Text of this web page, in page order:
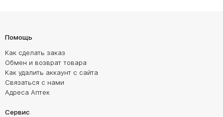
Помощь
Как сделать заказ
Обмен и возврат товара
Как удалить аккаунт с сайта
Связаться с нами
Адреса Аптек
Сервис